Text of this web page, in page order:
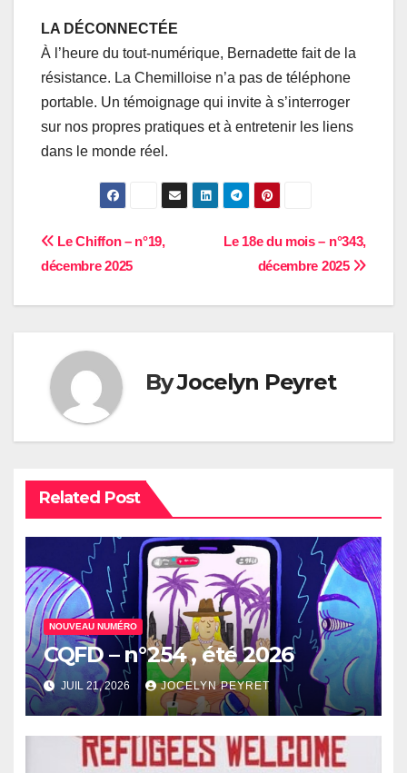
LA DÉCONNECTÉE
À l’heure du tout-numérique, Bernadette fait de la
résistance. La Chemilloise n’a pas de téléphone
portable. Un témoignage qui invite à s’interroger
sur nos propres pratiques et à entretenir les liens
dans le monde réel.
Navigation
Le 18e du mois – n°343,
décembre 2025
Le Chiffon – n°19,
décembre 2025
ByJocelyn Peyret
Related Post
NOUVEAU NUMÉRO
CQFD – n°254 , été 2026
JUIL 21, 2026 JOCELYN PEYRET